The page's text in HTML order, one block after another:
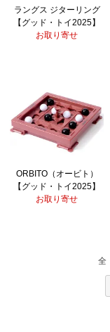
ラングス ジターリング
【グッド・トイ2025】
お取り寄せ
ORBITO（オービト）
【グッド・トイ2025】
お取り寄せ
全